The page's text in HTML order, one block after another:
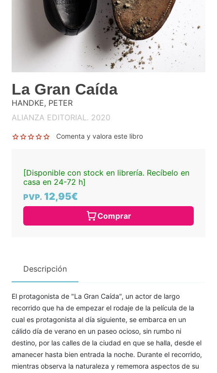
La Gran Caída
HANDKE, PETER
ALIANZA EDITORIAL. 2020
Comenta y valora este libro
[Disponible con stock en librería. Recíbelo en
casa en 24-72 h]
PVP. 12,95€
Comprar
Descripción
El protagonista de "La Gran Caída", un actor de largo
recorrido que ha de empezar el rodaje de la película de la
cual es protagonista al día siguiente, se embarca en un
cálido día de verano en un paseo ocioso, sin rumbo ni
destino, por las calles de la ciudad en que se halla, desde el
amanecer hasta bien entrada la noche. Durante el recorrido,
mientras observa la naturaleza y rememora aspectos de su